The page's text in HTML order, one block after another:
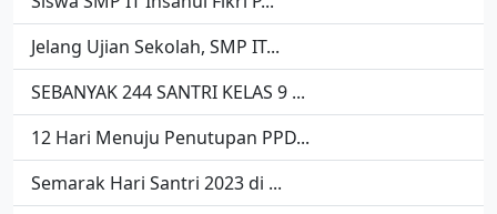
Jelang Ujian Sekolah, SMP IT...
SEBANYAK 244 SANTRI KELAS 9 ...
12 Hari Menuju Penutupan PPD...
Semarak Hari Santri 2023 di ...